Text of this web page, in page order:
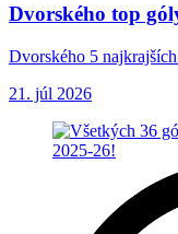
Dvorského top
Dvorského 5
21. júl 2026